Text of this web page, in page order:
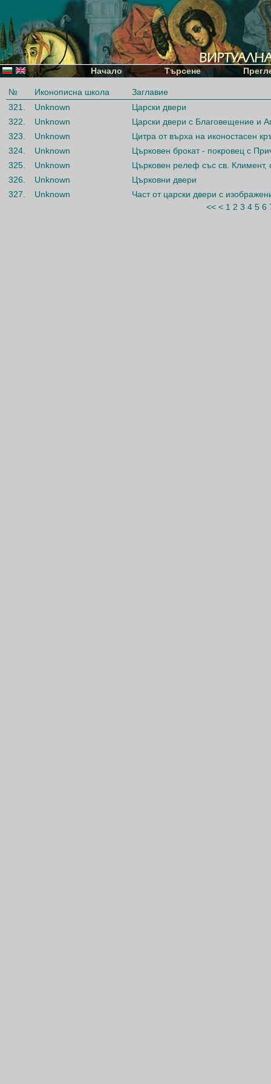
Начало Търсене
№ Иконописна школа
Заглавие
321.
Unknown
Царски двери
322.
Unknown
Царски двери с Благовещение и
323.
Unknown
Цитра от върха на иконостасен
324.
Unknown
Църковен брокат - покровец с
325.
Unknown
Църковен релеф със св. Климент,
326.
Unknown
Църковни двери
327.
Unknown
Част от царски двери с
<< < 1 2 3 4 5 6